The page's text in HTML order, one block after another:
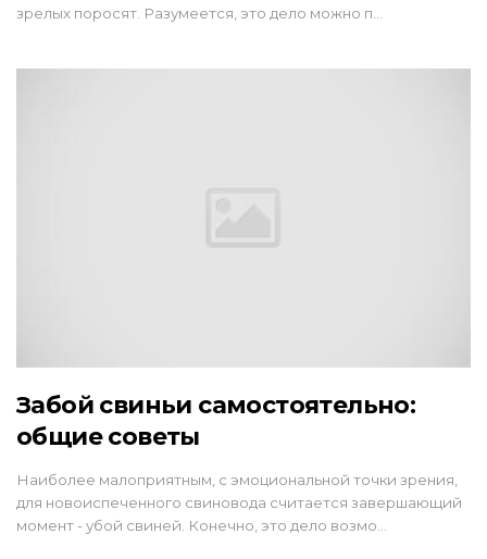
зрелых поросят. Разумеется, это дело можно п…
Забой свиньи самостоятельно:
общие советы
Наиболее малоприятным, с эмоциональной точки зрения,
для новоиспеченного свиновода считается завершающий
момент - убой свиней. Конечно, это дело возмо…